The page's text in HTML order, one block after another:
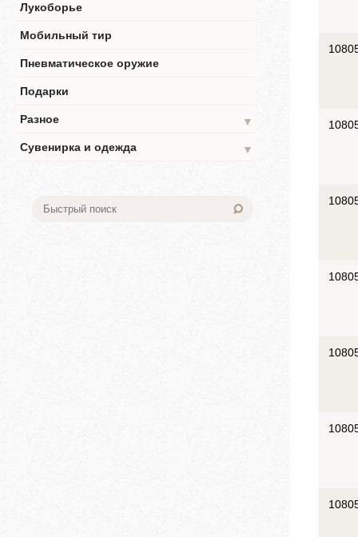
Лукоборье
Мобильный тир
Пневматическое оружие
Подарки
Разное
▼
Сувенирка и одежда
▼